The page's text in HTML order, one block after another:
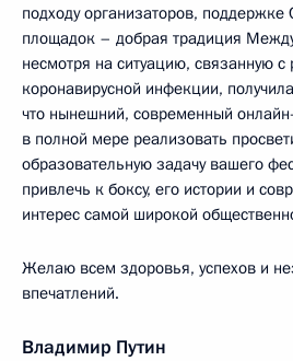
подходу организаторов,
площадок – добрая традиция
несмотря на ситуацию, связанную с
коронавирусной инфекции,
что нынешний, современный
в полной мере реализовать
образовательную задачу вашего
привлечь к боксу, его истории и
интерес самой широкой
Желаю всем здоровья, успехов и
впечатлений.
Владимир Путин